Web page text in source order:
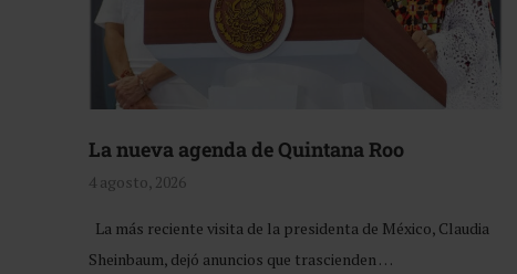
La nueva agenda de Quintana Roo
4 agosto, 2026
La más reciente visita de la presidenta de México, Claudia
Sheinbaum, dejó anuncios que trascienden …